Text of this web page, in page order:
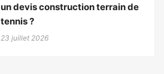
un devis construction terrain de
tennis ?
23 juillet 2026